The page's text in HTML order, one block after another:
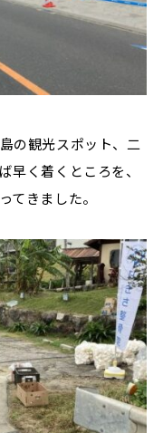
の観光スポット、二
早く着くところを、
てきました。